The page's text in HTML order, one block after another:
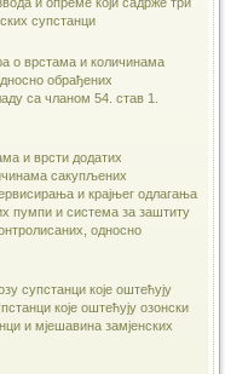
супстанци
о врстама и количинама
обрађених
са чланом 54. став 1.
и врсти додатих
сакупљених
и крајњег одлагања
пумпи и система за заштиту
односно
супстанци које оштећују
које оштећују озонски
и мјешавина замјенских